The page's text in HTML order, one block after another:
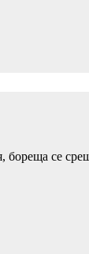
бореща се